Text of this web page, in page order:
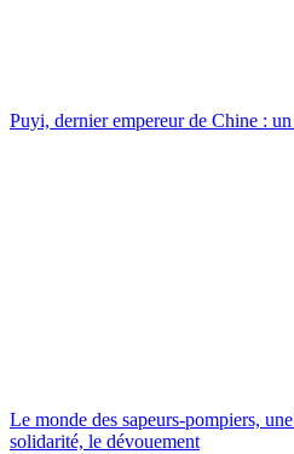
Puyi, dernier empereur de Chine :
Le monde des sapeurs-pompiers,
solidarité, le dévouement